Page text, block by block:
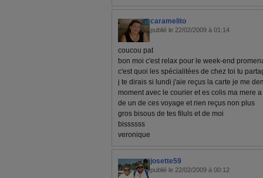
caramelito
publié le 22/02/2009 à 01:14
coucou pat
bon moi c'est relax pour le week-end
c'est quoi les spécialitées de chez toi tu
j te dirais si lundi j'aie reçus la carte je me
moment avec le courier et es colis ma mere
de un de ces voyage et rien reçus non plus
gros bisous de tes filuls et de moi
bissssss
veronique
josette59
publié le 22/02/2009 à 00:12